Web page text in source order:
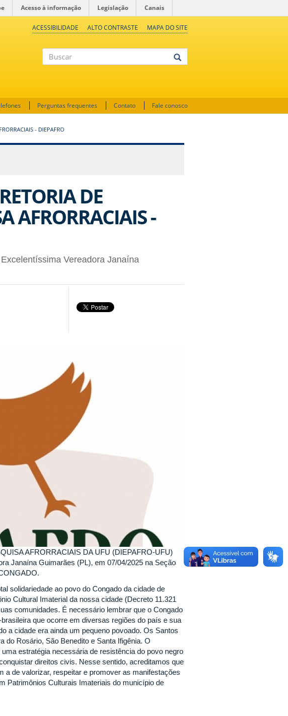
Acesso à informação Legislação Canais
ACESSIBILIDADE ALTO CONTRASTE MAPA DO SITE
Perguntas frequentes Contato Fale conosco
- DIEPAFRO
DE
AFRORRACIAIS -
Vereadora Janaína
AFRORRACIAIS DA UFU (DIEPAFRO-UFU)
Janaína Guimarães (PL), em 07/04/2025 na Seção
solidariedade ao povo do Congado da cidade de
Cultural Imaterial da nossa cidade (Decreto 11.321
comunidades. É necessário lembrar que o Congado
que ocorre em diversas regiões do país e sua
a cidade era ainda um pequeno povoado. Os Santos
do Rosário, São Benedito e Santa Ifigênia. O
estratégia necessária de resistência do povo negro
direitos civis. Nesse sentido, acreditamos que
a de valorizar, respeitar e promover as manifestações
Patrimônios Culturais Imateriais do município de